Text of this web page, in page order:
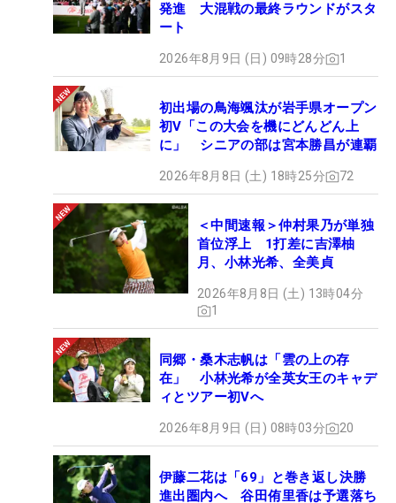
発進 大混戦の最終ラウンドがスタ
ート
2026年8月9日 (日) 09時28分 1
初出場の鳥海颯汰が岩手県オープン
初V「この大会を機にどんどん上
に」 シニアの部は宮本勝昌が連覇
2026年8月8日 (土) 18時25分 72
＜中間速報＞仲村果乃が単独
首位浮上 1打差に吉澤柚
月、小林光希、全美貞
2026年8月8日 (土) 13時04分
1
同郷・桑木志帆は「雲の上の存
在」 小林光希が全英女王のキャデ
ィとツアー初Vへ
2026年8月9日 (日) 08時03分 20
伊藤二花は「69」と巻き返し決勝
進出圏内へ 谷田侑里香は予選落ち